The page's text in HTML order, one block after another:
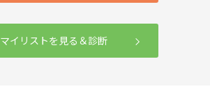
マイリストを見る＆診断